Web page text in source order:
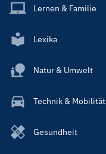
Lernen & Familie
Lexika
Natur & Umwelt
Technik & Mobilität
Gesundheit